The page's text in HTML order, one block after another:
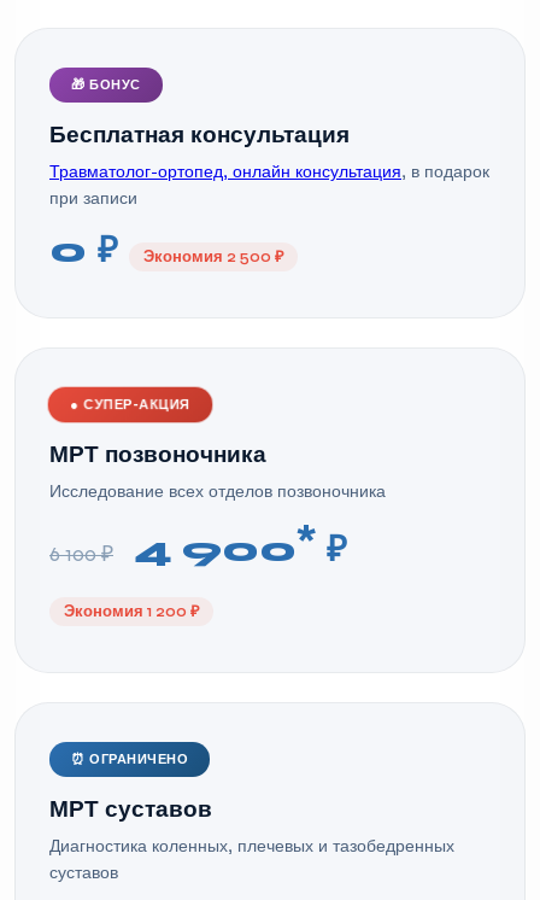
🎁 БОНУС
Бесплатная консультация
Травматолог-ортопед, онлайн консультация, в подарок
при записи
0 ₽ Экономия 2 500 ₽
● СУПЕР-АКЦИЯ
МРТ позвоночника
Исследование всех отделов позвоночника
6 100 ₽ 4 900* ₽
Экономия 1 200 ₽
⏰ ОГРАНИЧЕНО
МРТ суставов
Диагностика коленных, плечевых и тазобедренных
суставов